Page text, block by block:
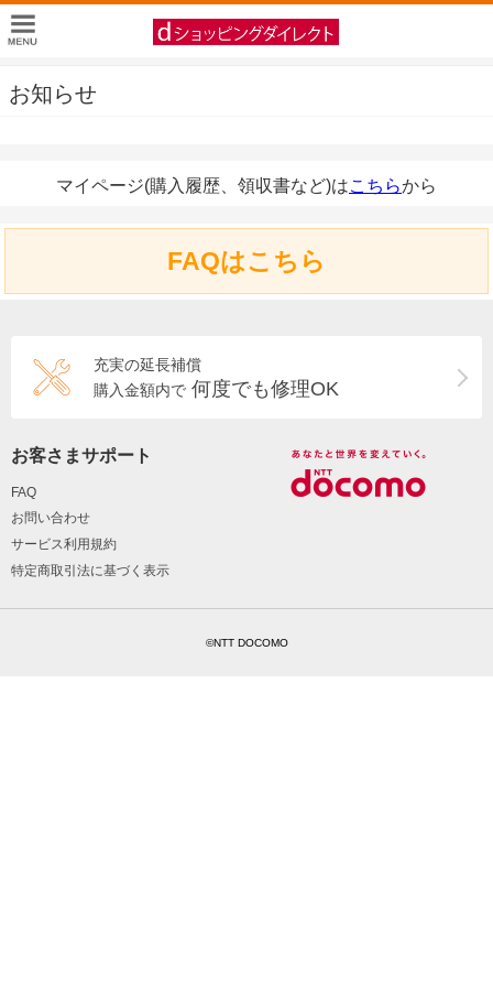
お知らせ
マイページ(購入履歴、領収書など)はこちらから
FAQはこちら
充実の延長補償
購入金額内で 何度でも修理OK
お客さまサポート
FAQ
お問い合わせ
サービス利用規約
特定商取引法に基づく表示
©NTT DOCOMO